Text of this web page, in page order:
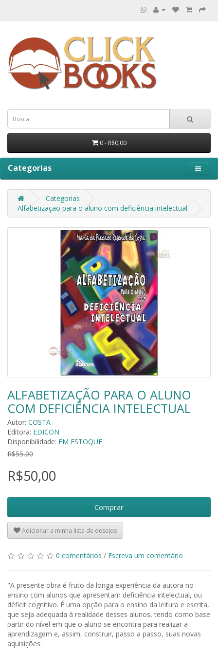
0 - R$0,00
Categorias
Categorias
Alfabetização para o aluno com deficiência intelectual
ALFABETIZAÇÃO PARA O ALUNO
COM DEFICIÊNCIA INTELECTUAL
Autor: COSTA
Editora: EDICON
Disponibilidade: EM ESTOQUE
R$55,00
R$50,00
Comprar
Adicionar a minha lista de desejos
0 comentários / Escreva um comentário
"A presente obra é fruto da longa experiência da autora no
ensino com alunos que apresentam deficiência intelectual, ou
déficit cognitivo. É uma opção para o ensino da leitura e escrita,
que seja adequada à realidade desses alunos, tendo como base
partir do nível em que o aluno se encontra para realizar a
aprendizagem e, assim, construir, passo a passo, suas novas
aquisições.